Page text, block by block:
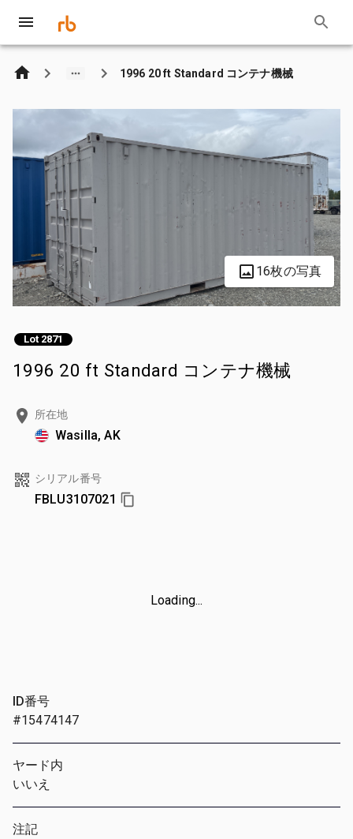
1996 20 ft Standard コンテナ機械
16枚の写真
Lot 2871
1996 20 ft Standard コンテナ機械
所在地
Wasilla, AK
シリアル番号
FBLU3107021
Loading...
ID番号
#15474147
ヤード内
いいえ
注記